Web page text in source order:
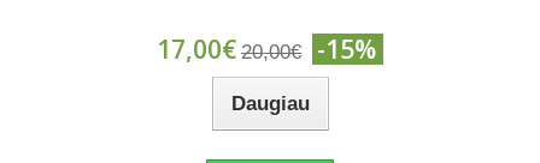
17,00€ 20,00€ -15%
Daugiau